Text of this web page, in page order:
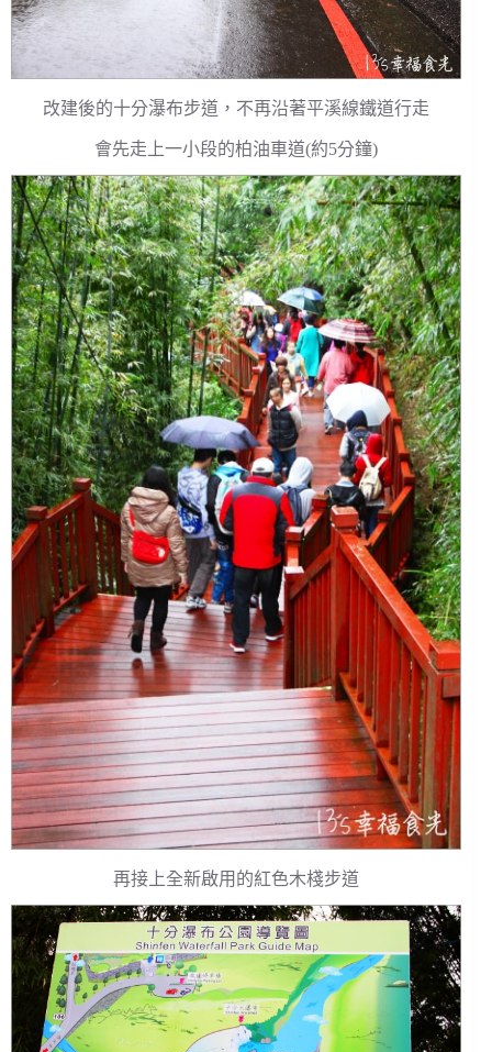
改建後的十分瀑布步道，不再沿著平溪線鐵道行走
會先走上一小段的柏油車道(約5分鐘)
再接上全新啟用的紅色木棧步道